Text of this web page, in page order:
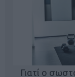
Γιατί ο